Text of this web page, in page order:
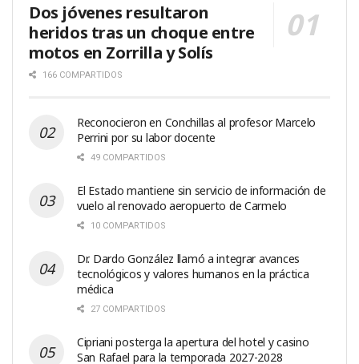
Dos jóvenes resultaron
heridos tras un choque entre
motos en Zorrilla y Solís
166 COMPARTIDOS
Reconocieron en Conchillas al profesor Marcelo
Perrini por su labor docente
49 COMPARTIDOS
El Estado mantiene sin servicio de información de
vuelo al renovado aeropuerto de Carmelo
10 COMPARTIDOS
Dr. Dardo González llamó a integrar avances
tecnológicos y valores humanos en la práctica
médica
27 COMPARTIDOS
Cipriani posterga la apertura del hotel y casino
San Rafael para la temporada 2027-2028